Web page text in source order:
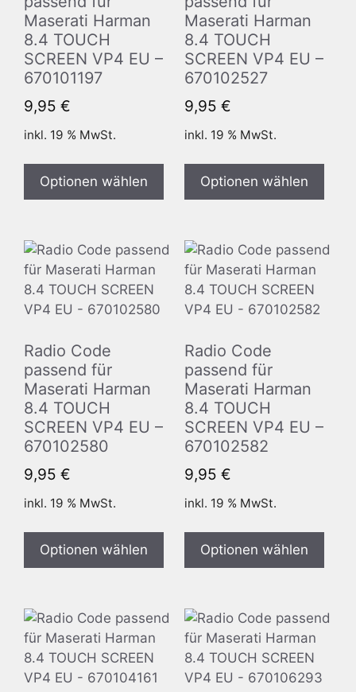
Maserati Harman
8.4 TOUCH
SCREEN VP4 EU –
670101197
9,95 €
inkl. 19 % MwSt.
Optionen wählen
Maserati Harman
8.4 TOUCH
SCREEN VP4 EU –
670102527
9,95 €
inkl. 19 % MwSt.
Optionen wählen
Radio Code
passend für
Maserati Harman
8.4 TOUCH
SCREEN VP4 EU –
670102580
9,95 €
inkl. 19 % MwSt.
Optionen wählen
Radio Code
passend für
Maserati Harman
8.4 TOUCH
SCREEN VP4 EU –
670102582
9,95 €
inkl. 19 % MwSt.
Optionen wählen